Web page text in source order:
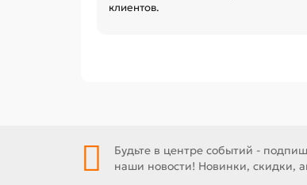
клиентов.
Будьте в центре событий -
наши новости! Новинки, скидки,